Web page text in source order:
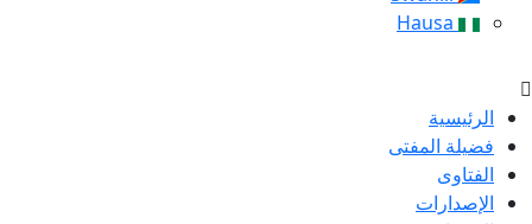
الرئيسية
فضيلة المفتى
الفتاوى
الإصدارات